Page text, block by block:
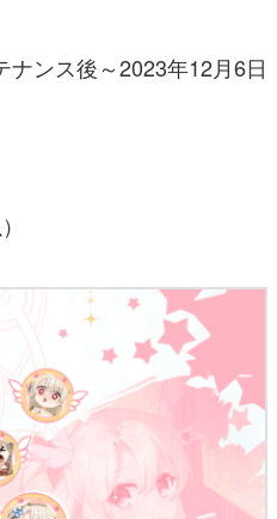
ンス後～2023年12月6日